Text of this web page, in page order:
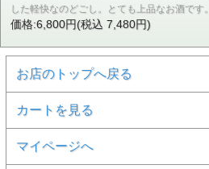
した軽快なのどごし。とても上品なお酒です。
価格:6,800円(税込 7,480円)
お店のトップへ戻る
カートを見る
マイページへ